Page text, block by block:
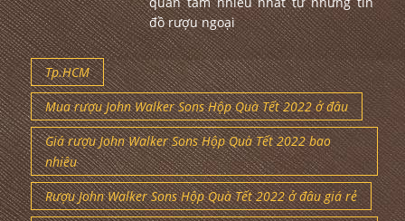
đồ rượu ngoại
Tp.HCM
Mua rượu John Walker Sons Hộp Quà Tết 2022 ở đâu
Giá rượu John Walker Sons Hộp Quà Tết 2022 bao
nhiêu
Rượu John Walker Sons Hộp Quà Tết 2022 ở đâu giá rẻ